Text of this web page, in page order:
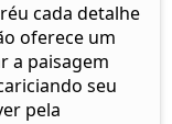
cada detalhe
oferece um
a paisagem
seu
pela